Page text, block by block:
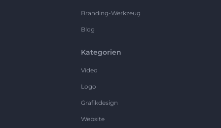
Branding-Werkzeug
Blog
Kategorien
Video
Logo
Grafikdesign
Website